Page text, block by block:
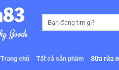
kiếm:
Trang chủ Tất cả sản phẩm Sữa rửa